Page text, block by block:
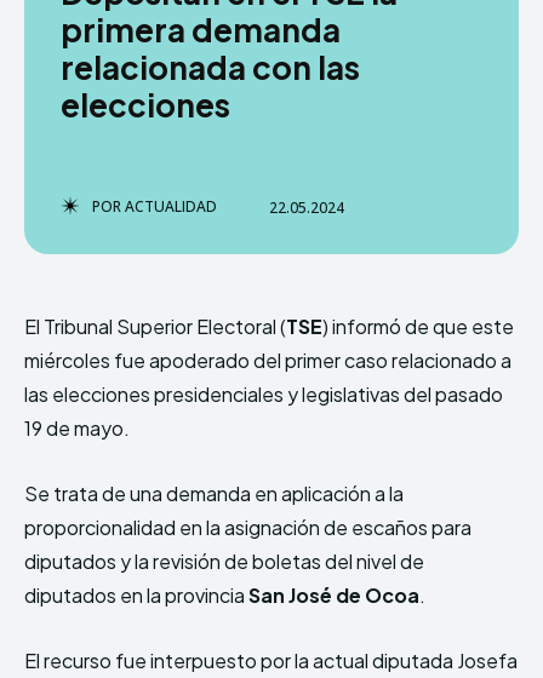
TERMS & CONDITIONS
EchoVerse
Comparte esto:
Facebook X
TERMS & CONDITIONS
EchoVerse
Comparte esto:
Facebook X
primera demanda
relacionada con las
elecciones
PORACTUALIDAD 22.05.2024
El Tribunal Superior Electoral (TSE) informó de que este
miércoles fue apoderado del primer caso relacionado a
las elecciones presidenciales y legislativas del pasado
19 de mayo.
Se trata de una demanda en aplicación a la
proporcionalidad en la asignación de escaños para
diputados y la revisión de boletas del nivel de
diputados en la provinciaSan José de Ocoa.
El recurso fue interpuesto por la actual diputada Josefa